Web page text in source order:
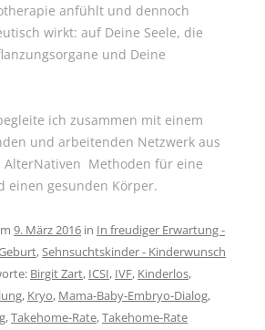
anfühlt und dennoch
wirkt: auf Deine Seele, die
und Deine
ich zusammen mit einem
und arbeitenden Netzwerk aus
AlterNativen Methoden für eine
einen gesunden Körper.
9. März 2016 in In freudiger Erwartung -
,Sehnsuchtskinder - Kinderwunsch
Birgit Zart, ICSI, IVF, Kinderlos,
, Kryo, Mama-Baby-Embryo-Dialog,
,Takehome-Rate,Takehome-Rate